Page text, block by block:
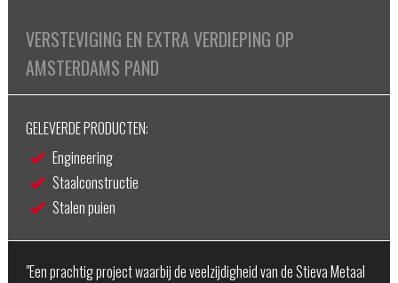
VERSTEVIGING EN EXTRA VERDIEPING OP
AMSTERDAMS PAND
GELEVERDE PRODUCTEN:
Engineering
Staalconstructie
Stalen puien
"Een prachtig project waarbij de veelzijdigheid van de Stieva Metaal